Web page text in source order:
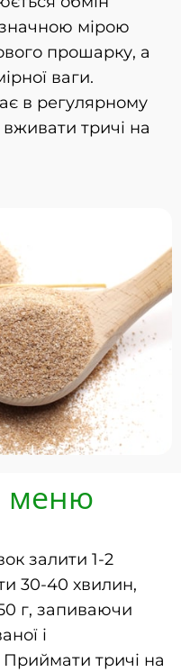
мірою
прошарку, а
ваги.
в регулярному
вживати тричі на
меню
залити 1-2
30-40 хвилин,
г, запиваючи
і
Приймати тричі на